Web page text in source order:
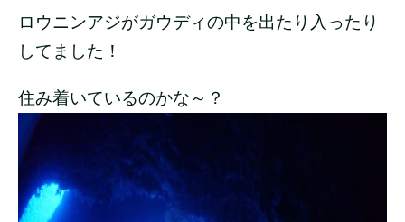
ロウニンアジがガウディの中を出たり入ったり
してました！
住み着いているのかな～？